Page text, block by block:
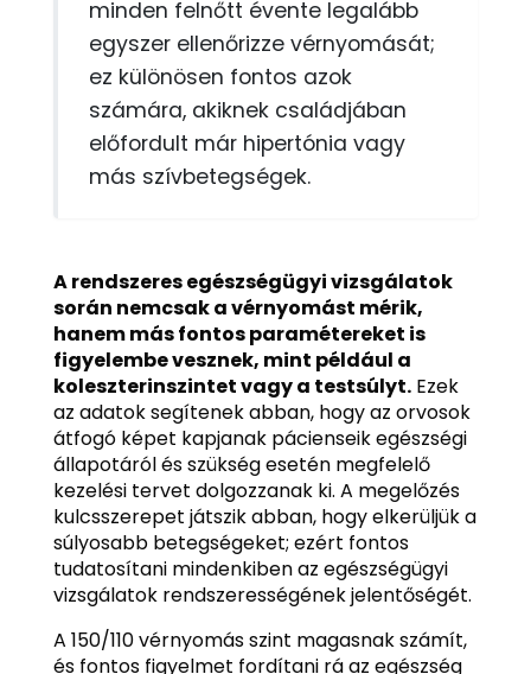
minden felnőtt évente legalább
egyszer ellenőrizze vérnyomását;
ez különösen fontos azok
számára, akiknek családjában
előfordult már hipertónia vagy
más szívbetegségek.
A rendszeres egészségügyi vizsgálatok
során nemcsak a vérnyomást mérik,
hanem más fontos paramétereket is
figyelembe vesznek, mint például a
koleszterinszintet vagy a testsúlyt.Ezek
az adatok segítenek abban, hogy az orvosok
átfogó képet kapjanak pácienseik egészségi
állapotáról és szükség esetén megfelelő
kezelési tervet dolgozzanak ki. A megelőzés
kulcsszerepet játszik abban, hogy elkerüljük a
súlyosabb betegségeket; ezért fontos
tudatosítani mindenkiben az egészségügyi
vizsgálatok rendszerességének jelentőségét.
A 150/110 vérnyomás szint magasnak számít,
és fontos figyelmet fordítani rá az egészség